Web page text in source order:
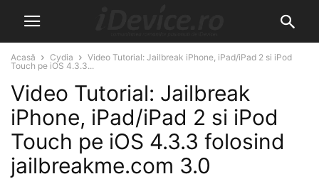
Acasă Cydia
Video Tutorial: Jailbreak iPhone, iPad/iPad 2 si iPod
Touch pe iOS 4.3.3...
Video Tutorial: Jailbreak
iPhone, iPad/iPad 2 si iPod
Touch pe iOS 4.3.3 folosind
jailbreakme.com 3.0